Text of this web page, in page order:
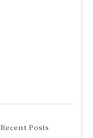
Recent Posts